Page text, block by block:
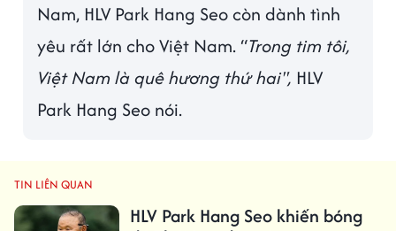
Nam, HLV Park Hang Seo còn dành tình
yêu rất lớn cho Việt Nam. “Trong tim tôi,
Việt Nam là quê hương thứ hai", HLV
Park Hang Seo nói.
TIN LIÊN QUAN
HLV Park Hang Seo khiến bóng